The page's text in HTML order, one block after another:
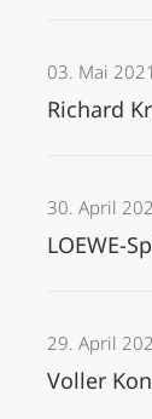
03. Mai 2021
Richard
30. April
LOEWE-
29. April
Voller